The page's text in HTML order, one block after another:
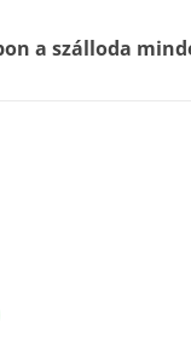
a szálloda